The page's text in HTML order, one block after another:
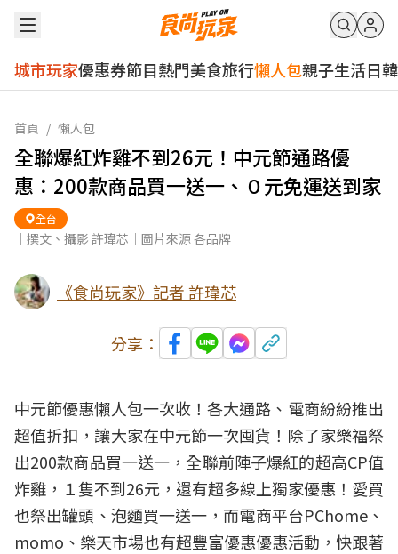
城市玩家優惠券節目熱門美食旅行懶人包親子生活日韓
首頁 / 懶人包
全聯爆紅炸雞不到26元！中元節通路優
惠：200款商品買一送一、０元免運送到家
全台
｜撰文、攝影 許瑋芯｜圖片來源 各品牌
《食尚玩家》記者 許瑋芯
分享：
中元節優惠懶人包一次收！各大通路、電商紛紛推出
超值折扣，讓大家在中元節一次囤貨！除了家樂福祭
出200款商品買一送一，全聯前陣子爆紅的超高CP值
炸雞，１隻不到26元，還有超多線上獨家優惠！愛買
也祭出罐頭、泡麵買一送一，而電商平台PChome、
momo、樂天市場也有超豐富優惠優惠活動，快跟著